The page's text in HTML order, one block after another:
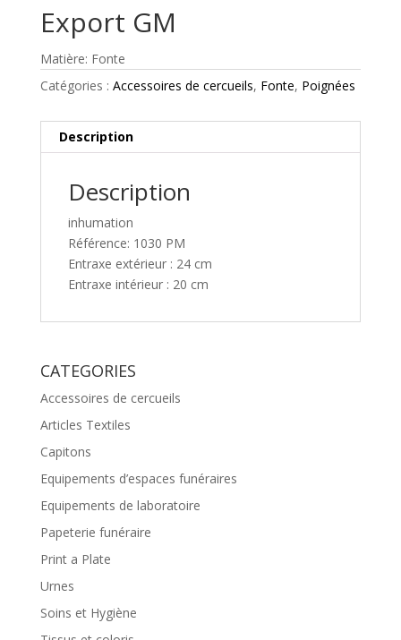
Export GM
Matière: Fonte
Catégories : Accessoires de cercueils, Fonte, Poignées
Description
Description
inhumation
Référence: 1030 PM
Entraxe extérieur : 24 cm
Entraxe intérieur : 20 cm
CATEGORIES
Accessoires de cercueils
Articles Textiles
Capitons
Equipements d’espaces funéraires
Equipements de laboratoire
Papeterie funéraire
Print a Plate
Urnes
Soins et Hygiène